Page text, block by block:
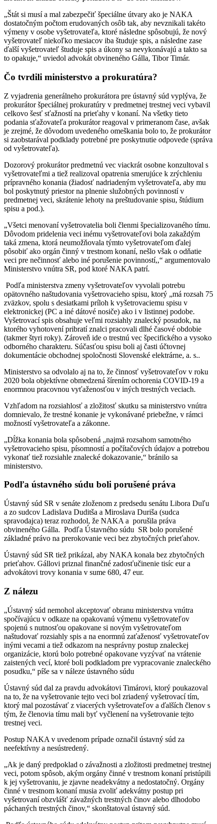
„Štát si musí a mal zabezpečiť špeciálne útvary ako je NAKA
dostatočným počtom erudovaných osôb tak, aby nevznikali takéto
výmeny v osobe vyšetrovateľa, ktoré následne spôsobujú, že nový
vyšetrovateľ niekoľko mesiacov iba študuje spis, a následne zase
ďalší vyšetrovateľ študuje spis a úkony sa nevykonávajú a takto sa
to opakuje,“ uviedol advokát obvineného Gálla, Tibor Timár.
Čo tvrdili ministerstvo a prokuratúra?
Z vyjadrenia generálneho prokurátora pre ústavný súd vyplýva, že
prokurátor špeciálnej prokuratúry v predmetnej trestnej veci vybavil
celkovo šesť sťažností na prieťahy v konaní. Na všetky tieto
podania sťažovateľa prokurátor reagoval v primeranom čase, avšak
je zrejmé, že dôvodom uvedeného omeškania bolo to, že prokurátor
si zaobstarával podklady potrebné pre poskytnutie odpovede (správa
od vyšetrovateľa).
Dozorový prokurátor predmetnú vec viackrát osobne konzultoval s
vyšetrovateľmi a tiež realizoval opatrenia smerujúce k zrýchleniu
prípravného konania (žiadosť nadriadeným vyšetrovateľa, aby mu
bol poskytnutý priestor na plnenie služobných povinností v
predmetnej veci, skrátenie lehoty na preštudovanie spisu, štúdium
spisu a pod.).
„Všetci menovaní vyšetrovatelia boli členmi špecializovaného tímu.
Dôvodom pridelenia veci inému vyšetrovateľovi bola zakaždým
taká zmena, ktorá neumožňovala týmto vyšetrovateľom ďalej
pôsobiť ako orgán činný v trestnom konaní, nešlo však o odňatie
veci pre nečinnosť alebo iné porušenie povinností,,“ argumentovalo
Ministerstvo vnútra SR, pod ktoré NAKA patrí.
Podľa ministerstva zmeny vyšetrovateľov vyvolali potrebu
opätovného naštudovania vyšetrovacieho spisu, ktorý „má rozsah 75
zväzkov, spolu s desiatkami príloh k vyšetrovaciemu spisu v
elektronickej (PC a iné dátové nosiče) ako i v listinnej podobe.
Vyšetrovací spis obsahuje veľmi rozsiahly znalecký posudok, na
ktorého vyhotovení pribratí znalci pracovali dlhé časové obdobie
(takmer štyri roky). Zároveň ide o trestnú vec špecifického a vysoko
odborného charakteru. Súčasťou spisu boli aj časti účtovnej
dokumentácie obchodnej spoločnosti Slovenské elektrárne, a. s..
Ministerstvo sa odvolalo aj na to, že činnosť vyšetrovateľov v roku
2020 bola objektívne obmedzená šírením ochorenia COVID-19 a
enormnou pracovnou vyťaženosťou v iných trestných veciach.
Vzhľadom na rozsiahlosť a zložitosť skutku sa ministerstvo vnútra
domnievalo, že trestné konanie je vykonávané priebežne, v rámci
možností vyšetrovateľa a zákonne.
„Dĺžka konania bola spôsobená „najmä rozsahom samotného
vyšetrovacieho spisu, písomností a počítačových údajov a potrebou
vykonať tiež rozsiahle znalecké dokazovanie,“ bránilo sa
ministerstvo.
Podľa ústavného súdu boli porušené práva
Ústavný súd SR v senáte zloženom z predsedu senátu Libora Duľu
a zo sudcov Ladislava Duditša a Miroslava Duriša (sudca
spravodajca) teraz rozhodol, že NAKA a porušila práva
obvineného Gálla. Podľa Ústavného súdu SR bolo porušené
základné právo na prerokovanie veci bez zbytočných prieťahov.
Ústavný súd SR tiež prikázal, aby NAKA konala bez zbytočných
prieťahov. Gállovi priznal finančné zadosťučinenie tisíc eur a
advokátovi trovy konania v sume 680, 47 eur.
Z nálezu
„Ústavný súd nemohol akceptovať obranu ministerstva vnútra
spočívajúcu v odkaze na opakovanú výmenu vyšetrovateľov
spojenú s nutnosťou opakovane si novým vyšetrovateľom
naštudovať rozsiahly spis a na enormnú zaťaženosť vyšetrovateľov
inými vecami a tiež odkazom na nesprávny postup znaleckej
organizácie, ktorú bolo potrebné opakovane vyzývať na vrátenie
zaistených vecí, ktoré boli podkladom pre vypracovanie znaleckého
posudku,“ píše sa v náleze ústavného súdu
Ústavný súd dal za pravdu advokátovi Timárovi, ktorý poukazoval
na to, že na vyšetrovanie tejto veci bol zriadený vyšetrovací tím,
ktorý mal pozostávať z viacerých vyšetrovateľov a ďalších členov s
tým, že členovia tímu mali byť vyčlenení na vyšetrovanie tejto
trestnej veci.
Postup NAKA v uvedenom prípade označil ústavný súd za
neefektívny a nesústredený.
„Ak je daný predpoklad o závažnosti a zložitosti predmetnej trestnej
veci, potom spôsob, akým orgány činné v trestnom konaní pristúpili
k jej vyšetrovaniu, je zjavne neadekvátny a nedostatočný. Orgány
činné v trestnom konaní musia zvoliť adekvátny postup pri
vyšetrovaní obzvlášť závažných trestných činov alebo dlhodobo
páchaných trestných činov,“ skonštatoval ústavný súd.